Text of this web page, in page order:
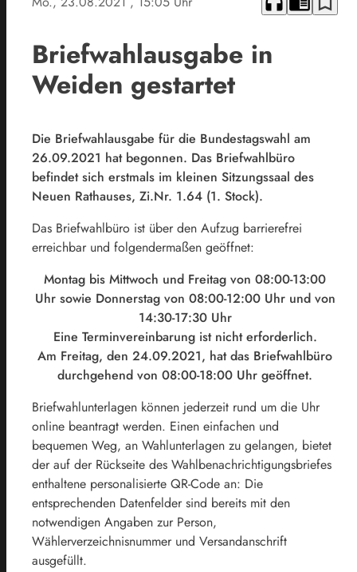
Briefwahlausgabe in
Weiden gestartet
Die Briefwahlausgabe für die Bundestagswahl am
26.09.2021 hat begonnen. Das Briefwahlbüro
befindet sich erstmals im kleinen Sitzungssaal des
Neuen Rathauses, Zi.Nr. 1.64 (1. Stock).
Das Briefwahlbüro ist über den Aufzug barrierefrei
erreichbar und folgendermaßen geöffnet:
Montag bis Mittwoch und Freitag von 08:00-13:00
Uhr sowie Donnerstag von 08:00-12:00 Uhr und von
14:30-17:30 Uhr
Eine Terminvereinbarung ist nicht erforderlich.
Am Freitag, den 24.09.2021, hat das Briefwahlbüro
durchgehend von 08:00-18:00 Uhr geöffnet.
Briefwahlunterlagen können jederzeit rund um die Uhr
online beantragt werden. Einen einfachen und
bequemen Weg, an Wahlunterlagen zu gelangen, bietet
der auf der Rückseite des Wahlbenachrichtigungsbriefes
enthaltene personalisierte QR-Code an: Die
entsprechenden Datenfelder sind bereits mit den
notwendigen Angaben zur Person,
Wählerverzeichnisnummer und Versandanschrift
ausgefüllt.